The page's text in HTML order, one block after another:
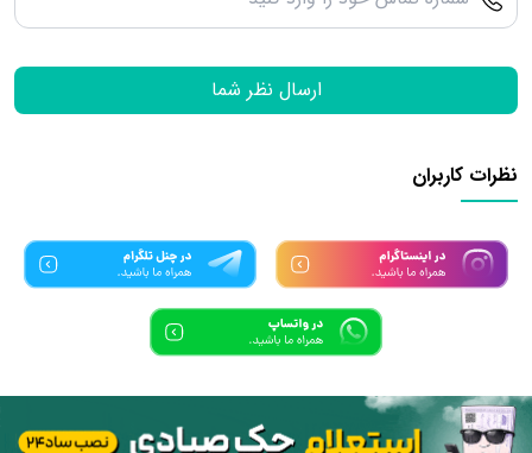
ارسال نظر شما
نظرات کاربران
تمامی حقوق مادی و معنوی این سرویس متعلق به سامانه دانش بنیانساد24